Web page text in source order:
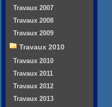
Travaux 2007
Travaux 2008
Travaux 2009
Travaux 2010
Travaux 2010
Travaux 2011
Travaux 2012
Travaux 2013